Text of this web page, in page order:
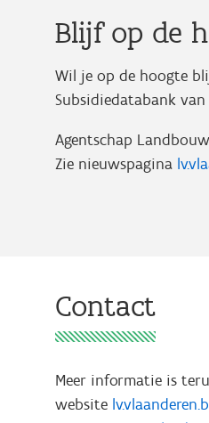
Blijf op de
Wil je op de hoogte
Subsidiedatabank
Agentschap
Zie nieuwspagina
Contact
Meer informatie is
website